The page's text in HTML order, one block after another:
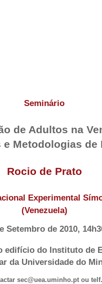
Seminário
de Adultos na
e Metodologias de
Rocio de Prato
Experimental
(Venezuela)
Setembro de 2010,
edifício do Instituto de
da Universidade do
sec@uea.uminho.pt ou